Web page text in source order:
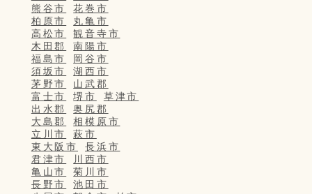
熊谷市
花巻市
柏原市
丸亀市
高松市
観音寺市
木田郡
南陽市
福島市
岡谷市
須坂市
湖西市
茅野市
山武郡
富士市
堺市
草津市
出水郡
奥尻郡
大島郡
相模原市
立川市
萩市
東大阪市
長浜市
君津市
川西市
亀山市
菊川市
長野市
池田市